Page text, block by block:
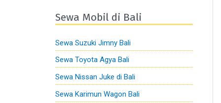
c
f
o
r
:
Sewa Mobil di Bali
Sewa Suzuki Jimny Bali
Sewa Toyota Agya Bali
Sewa Nissan Juke di Bali
Sewa Karimun Wagon Bali